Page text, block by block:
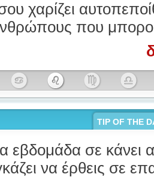
χαρίζει
που
TIP OF THE
εβδομάδα σε κάνει
να έρθεις σε